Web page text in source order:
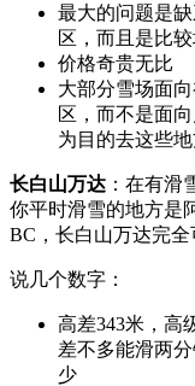
最大的问题是
区，而且是比
价格奇贵无比
大部分雪场面
区，而不是面
为目的去这些
长白山万达 ：在有滑
你平时滑雪的地方是
BC ，长白山万达完全
说几个数字：
高差343米，高
差不多能滑两
少